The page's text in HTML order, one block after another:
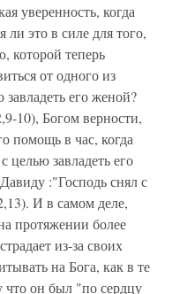
уверенность, когда
ли это в силе для того,
которой теперь
от одного из
его женой?
10), Богом верности,
помощь в час, когда
целью завладеть его
:"Господь снял с
И в самом деле,
протяжении более
из-за своих
на Бога, как в те
что он был "по сердцу